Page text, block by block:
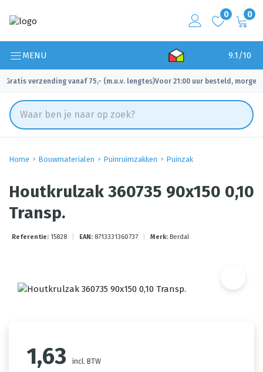
0 0
MENU 9.1/10
Gratis verzending vanaf 75,- (m.u.v. lengtes)
✓ Voor 21:00 uur besteld, morgen
Home Bouwmaterialen Puinruimzakken Puinzak
Houtkrulzak 360735 90x150 0,10
Transp.
Referentie: 15828 EAN: 8713331360737 Merk: Berdal
1,63 incl. BTW